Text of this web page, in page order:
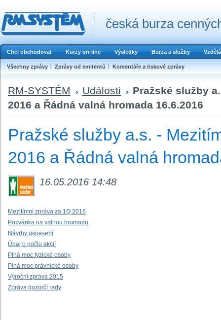
česká burza
Chci obchodovat Kurzy on-line Výsledky Burza a služby
Všechny zprávy Zprávy od emitentů Komentáře a tiskové zprávy
RM-SYSTÉM Události
Pražské služby
2016 a Řádná valná hromada 16.6.2016
Pražské služby a.s. -
2016 a Řádná valná
16.05.2016 14:48
Mezitímní zpráva za 1Q 2016
Pozvánka na valnou hromadu
Návrhy usnesení
Údaj o počtu akcií
Plná moc fyzické osoby
Plná moc právnické osoby
Výroční zpráva 2015
Zpráva dozorčí rady